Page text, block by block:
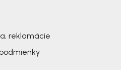
reklamácie